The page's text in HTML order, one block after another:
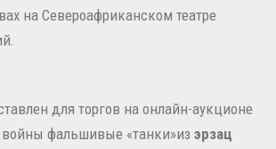
на Североафриканском театре
для торгов на онлайн-аукционе
войны фальшивые «танки»из эрзац